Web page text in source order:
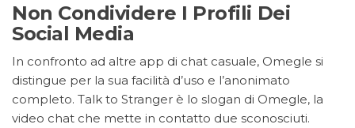
Non Condividere I Profili Dei
Social Media
In confronto ad altre app di chat casuale, Omegle si
distingue per la sua facilità d’uso e l’anonimato
completo. Talk to Stranger è lo slogan di Omegle, la
video chat che mette in contatto due sconosciuti.